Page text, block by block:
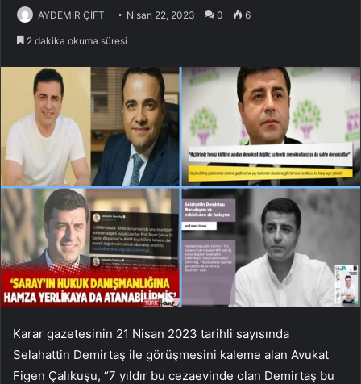
AYDEMİR ÇİFT Nisan 22, 2023 0 6
2 dakika okuma süresi
Karar gazetesinin 21 Nisan 2023 tarihli sayısında
Selahattin Demirtaş ile görüşmesini kaleme alan Avukat
Figen Çalıkuşu, “7 yıldır bu cezaevinde olan Demirtaş bu